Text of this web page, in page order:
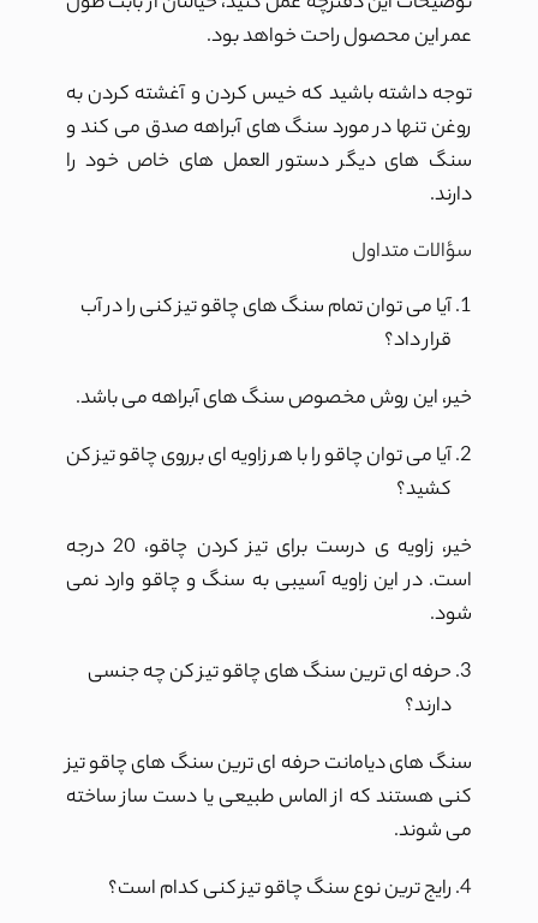
عمر این محصول راحت خواهد بود.
توجه داشته باشید که خیس کردن و آغشته کردن به
روغن تنها در مورد سنگ های آبراهه صدق می کند و
سنگ های دیگر دستور العمل های خاص خود را
دارند.
سؤالات متداول
آیا می توان تمام سنگ های چاقو تیز کنی را در آب
قرار داد؟
خیر، این روش مخصوص سنگ های آبراهه می باشد.
آیا می توان چاقو را با هر زاویه ای برروی چاقو تیز کن
کشید؟
خیر، زاویه ی درست برای تیز کردن چاقو، 20 درجه
است. در این زاویه آسیبی به سنگ و چاقو وارد نمی
شود.
حرفه ای ترین سنگ های چاقو تیز کن چه جنسی
دارند؟
سنگ های دیامانت حرفه ای ترین سنگ های چاقو تیز
کنی هستند که از الماس طبیعی یا دست ساز ساخته
می شوند.
رایج ترین نوع سنگ چاقو تیز کنی کدام است؟